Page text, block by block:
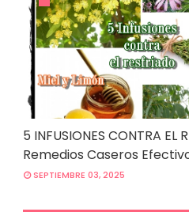
5 INFUSIONES CONTRA EL
Remedios Caseros
SEPTIEMBRE 03, 2025